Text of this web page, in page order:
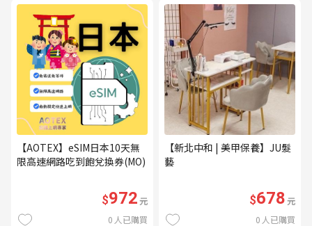
【AOTEX】eSIM日本10天無
限高速網路吃到飽兌換券(MO)
$972元
0 人已購買
【新北中和 | 美甲保養】JU髮
藝
$678元
0 人已購買